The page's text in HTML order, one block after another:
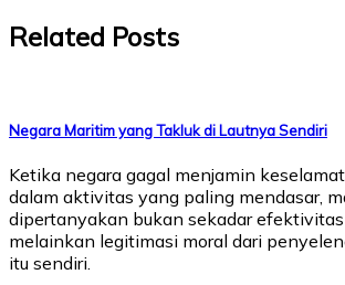
Related Posts
Negara Maritim yang Takluk di Lautnya Sendiri
Ketika negara gagal menjamin
dalam aktivitas yang paling mendasar,
dipertanyakan bukan sekadar
melainkan legitimasi moral dari
itu sendiri.